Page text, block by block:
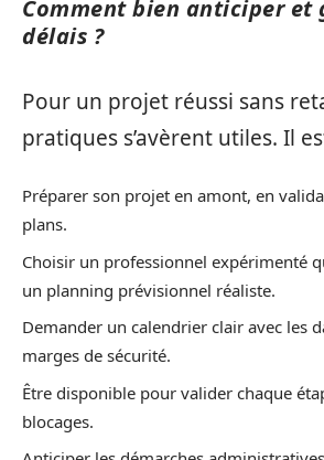
Comment bien anticiper et
délais ?
Pour un projet réussi sans
pratiques s’avèrent utiles. Il
Préparer son projet en amont, en
plans.
Choisir un professionnel expérimenté
un planning prévisionnel réaliste.
Demander un calendrier clair avec les
marges de sécurité.
Être disponible pour valider chaque
blocages.